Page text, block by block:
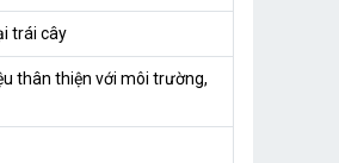
trái cây
thân thiện với môi trường,